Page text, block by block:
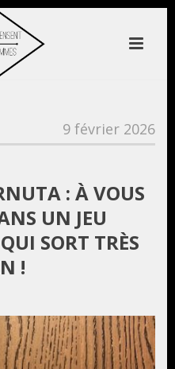
9 février 2026
: À VOUS
UN JEU
SORT TRÈS
!